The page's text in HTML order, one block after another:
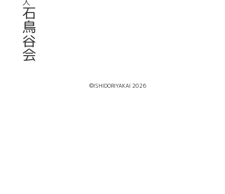
石
鳥
谷
会
©ISHIDORIYAKAI 2026